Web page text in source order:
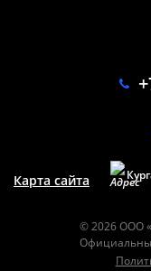
Карта сайта
© 2026 ООО